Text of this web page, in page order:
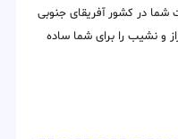
در کشور آفریقای جنوبی
و نشیب را برای شما ساده